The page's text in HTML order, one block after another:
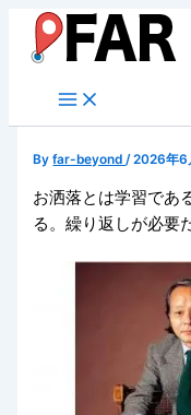
キ
Byfar-beyond/2026年6
お洒落とは学習であ
る。繰り返しが必要